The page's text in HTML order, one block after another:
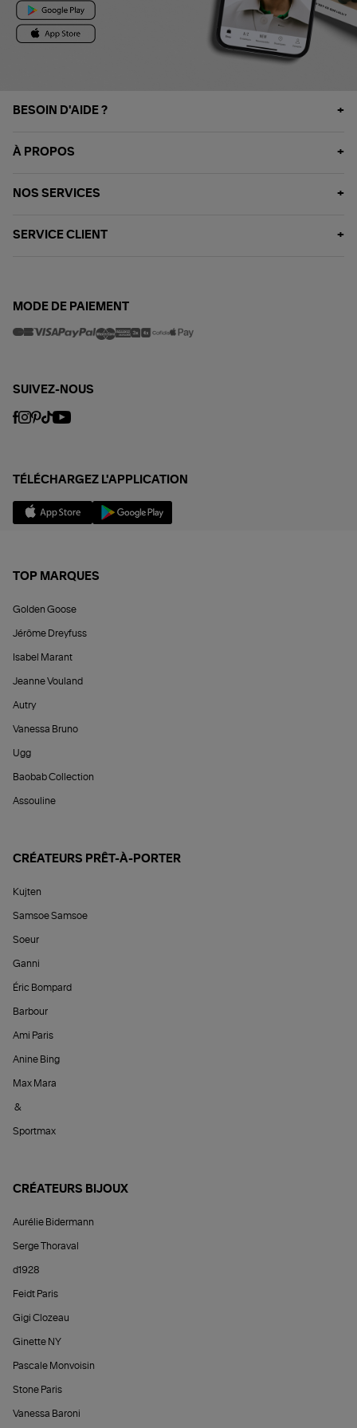
BESOIN D'AIDE ?
À PROPOS
NOS SERVICES
SERVICE CLIENT
MODE DE PAIEMENT
SUIVEZ-NOUS
TÉLÉCHARGEZ L'APPLICATION
TOP MARQUES
Golden Goose
Jérôme Dreyfuss
Isabel Marant
Jeanne Vouland
Autry
Vanessa Bruno
Ugg
Baobab Collection
Assouline
CRÉATEURS PRÊT-À-PORTER
Kujten
Samsoe Samsoe
Soeur
Ganni
Éric Bompard
Barbour
Ami Paris
Anine Bing
Max Mara
&
Sportmax
CRÉATEURS BIJOUX
Aurélie Bidermann
Serge Thoraval
d1928
Feidt Paris
Gigi Clozeau
Ginette NY
Pascale Monvoisin
Stone Paris
Vanessa Baroni